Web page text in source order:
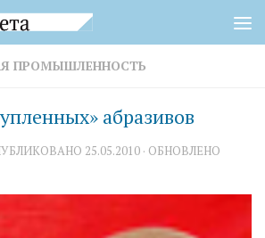
ПРОМЫШЛЕННОСТЬ
абразивов
25.05.2010 · ОБНОВЛЕНО